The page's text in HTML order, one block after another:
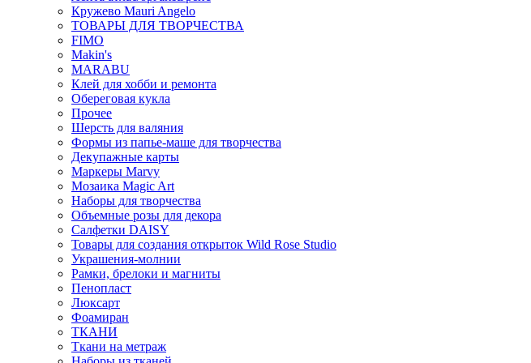
Кружево Mauri Angelo
ТОВАРЫ ДЛЯ ТВОРЧЕСТВА
FIMO
Makin's
MARABU
Клей для хобби и ремонта
Обереговая кукла
Прочее
Шерсть для валяния
Формы из папье-маше для творчества
Декупажные карты
Маркеры Marvy
Мозаика Magic Art
Наборы для творчества
Объемные розы для декора
Салфетки DAISY
Товары для создания открыток Wild Rose Studio
Украшения-молнии
Рамки, брелоки и магниты
Пенопласт
Люксарт
Фоамиран
ТКАНИ
Ткани на метраж